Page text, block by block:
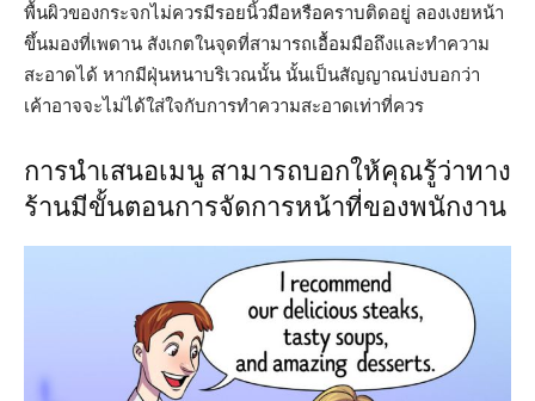
พื้นผิวของกระจกไม่ควรมีรอยนิ้วมือหรือคราบติดอยู่ ลองเงยหน้า
ขึ้นมองที่เพดาน สังเกตในจุดที่สามารถเอื้อมมือถึงและทำความ
สะอาดได้ หากมีฝุ่นหนาบริเวณนั้น นั้นเป็นสัญญาณบ่งบอกว่า
เค้าอาจจะไม่ได้ใส่ใจกับการทำความสะอาดเท่าที่ควร
การนำเสนอเมนู สามารถบอกให้คุณรู้ว่าทาง
ร้านมีขั้นตอนการจัดการหน้าที่ของพนักงาน